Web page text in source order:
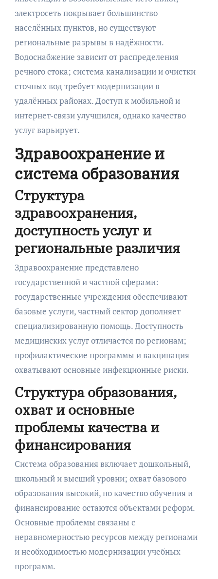
электросеть покрывает большинство
населённых пунктов, но существуют
региональные разрывы в надёжности.
Водоснабжение зависит от распределения
речного стока; система канализации и очистки
сточных вод требует модернизации в
удалённых районах. Доступ к мобильной и
интернет‑связи улучшился, однако качество
услуг варьирует.
Здравоохранение и
система образования
Структура
здравоохранения,
доступность услуг и
региональные различия
Здравоохранение представлено
государственной и частной сферами:
государственные учреждения обеспечивают
базовые услуги, частный сектор дополняет
специализированную помощь. Доступность
медицинских услуг отличается по регионам;
профилактические программы и вакцинация
охватывают основные инфекционные риски.
Структура образования,
охват и основные
проблемы качества и
финансирования
Система образования включает дошкольный,
школьный и высший уровни; охват базового
образования высокий, но качество обучения и
финансирование остаются объектами реформ.
Основные проблемы связаны с
неравномерностью ресурсов между регионами
и необходимостью модернизации учебных
программ.